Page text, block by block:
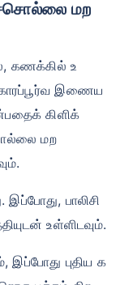
கணக்கில் உ
இணைய
கிளிக்
மற
​​பாலிசி
உள்ளிடவும்.
இப்போது புதிய க